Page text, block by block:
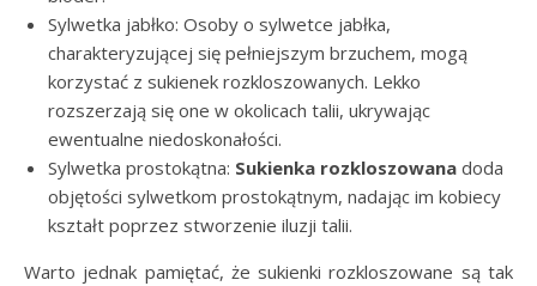
Sylwetka jabłko: Osoby o sylwetce jabłka,
charakteryzującej się pełniejszym brzuchem, mogą
korzystać z sukienek rozkloszowanych. Lekko
rozszerzają się one w okolicach talii, ukrywając
ewentualne niedoskonałości.
Sylwetka prostokątna: Sukienka rozkloszowana doda
objętości sylwetkom prostokątnym, nadając im kobiecy
kształt poprzez stworzenie iluzji talii.
Warto jednak pamiętać, że sukienki rozkloszowane są tak